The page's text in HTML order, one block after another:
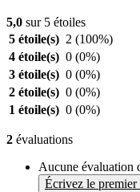
5,0 sur 5 étoiles
5 étoile(s) 2 (100%)
4 étoile(s) 0 (0%)
3 étoile(s) 0 (0%)
2 étoile(s) 0 (0%)
1 étoile(s) 0 (0%)
2 évaluations
Aucune évaluation
Écrivez le